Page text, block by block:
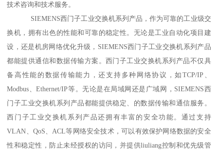
技术咨询和技术服务。
SIEMENS西门子工业交换机系列产品，作为可靠的工业级交
换机，拥有出色的性能和可靠的稳定性。无论是工业自动化项目建
设，还是机房网络优化升级，SIEMENS西门子工业交换机系列产品
都能提供通信和数据传输方案。西门子工业交换机系列产品不仅具
备高性能的数据传输能力，还支持多种网络协议，如TCP/IP、
Modbus、Ethernet/IP等。无论是在局域网还是广域网，SIEMENS西
门子工业交换机系列产品都能提供稳定、的数据传输和通信服务。
西门子工业交换机系列产品还拥有丰富的安全功能。通过支持
VLAN、QoS、ACL等网络安全技术，可以有效保护网络数据的安全
性和稳定性，防止未经授权的访问，并提供liuliang控制和优先级管